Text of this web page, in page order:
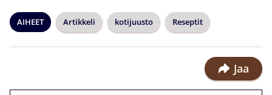
AIHEET Artikkeli kotijuusto Reseptit
Jaa